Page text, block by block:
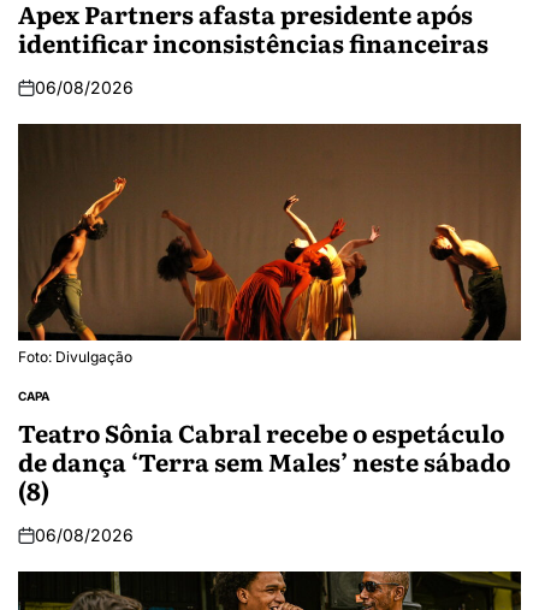
Apex Partners afasta presidente após
identificar inconsistências financeiras
06/08/2026
Foto: Divulgação
CAPA
Teatro Sônia Cabral recebe o espetáculo
de dança ‘Terra sem Males’ neste sábado
(8)
06/08/2026